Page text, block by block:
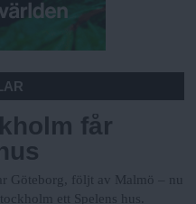
får
Göteborg, följt av Malmö – nu
ett Spelens hus.